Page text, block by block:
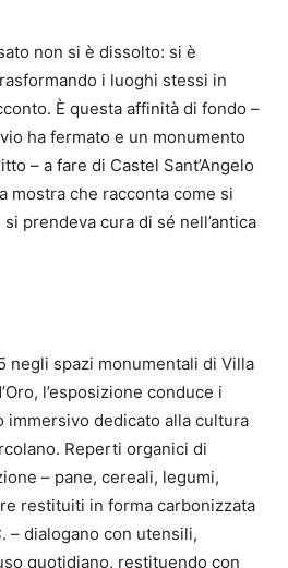
non si è dissolto: si è
i luoghi stessi in
È questa affinità di fondo –
ha fermato e un monumento
– a fare di Castel Sant’Angelo
mostra che racconta come si
prendeva cura di sé nell’antica
negli spazi monumentali di Villa
l’esposizione conduce i
dedicato alla cultura
Reperti organici di
– pane, cereali, legumi,
restituiti in forma carbonizzata
– dialogano con utensili,
quotidiano, restituendo con